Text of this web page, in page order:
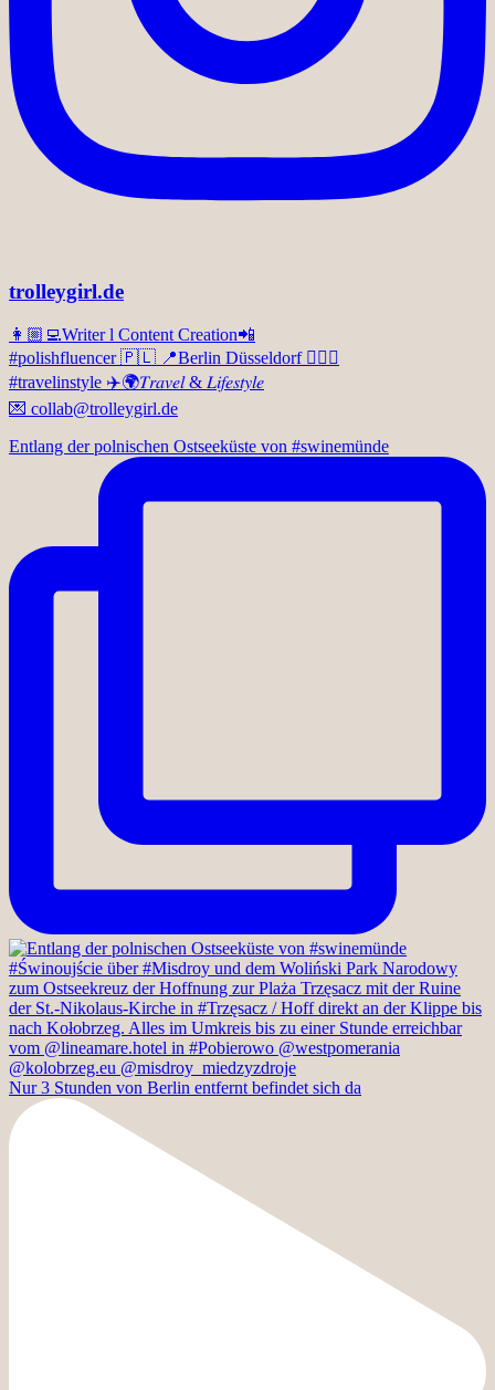
trolleygirl.de
👩🏼‍💻Writer l Content Creation📲
#polishfluencer 🇵🇱 📍Berlin Düsseldorf 💁🏼‍♀️
#travelinstyle ✈️🌍𝑇𝑟𝑎𝑣𝑒𝑙 & 𝐿𝑖𝑓𝑒𝑠𝑡𝑦𝑙𝑒
💌 collab@trolleygirl.de
Entlang der polnischen Ostseeküste von #swinemünde
Nur 3 Stunden von Berlin entfernt befindet sich da